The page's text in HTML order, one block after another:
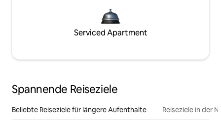
Serviced Apartment
Spannende Reiseziele
Beliebte Reiseziele für längere Aufenthalte Reiseziele in der